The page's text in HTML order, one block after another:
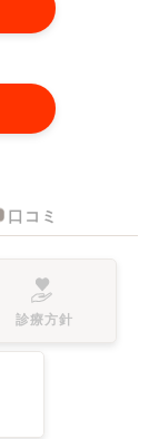
口コミ
診療方針